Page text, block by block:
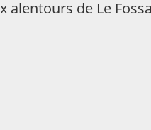
alentours de Le